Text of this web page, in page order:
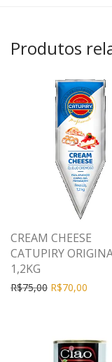
Produtos
CREAM CHEESE
CATUPIRY
1,2KG
R$75,00 R$70,00